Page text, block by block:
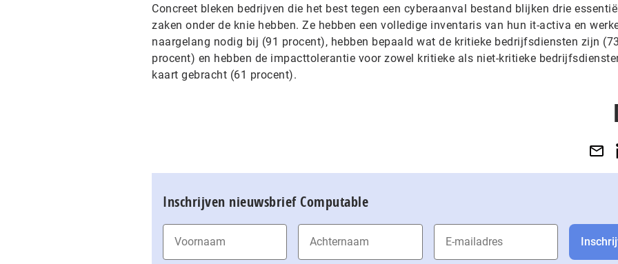
Concreet bleken bedrijven die het best tegen een cyberaanval bestand blijken drie
zaken onder de knie hebben. Ze hebben een volledige inventaris van hun it-activa en
naargelang nodig bij (91 procent), hebben bepaald wat de kritieke bedrijfsdiensten zijn (73
procent) en hebben de impacttolerantie voor zowel kritieke als niet-kritieke
kaart gebracht (61 procent).
Inschrijven nieuwsbrief Computable